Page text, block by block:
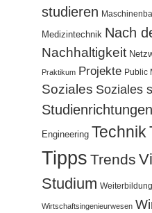
studieren
Medizintechnik Nach
Nachhaltigkeit
Praktikum Projekte Public
Soziales Soziales
Studienrichtungen
Engineering Technik
Tipps Trends
Studium Weiterbildung
Wirtschaftsingenieurwesen